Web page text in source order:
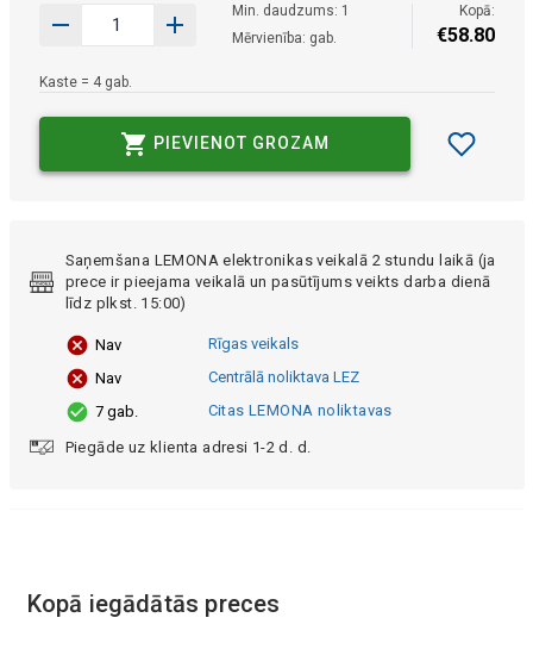
Min. daudzums: 1
Mērvienība: gab.
Kopā:
€58.80
Kaste = 4 gab.
PIEVIENOT GROZAM
Saņemšana LEMONA elektronikas veikalā 2 stundu laikā (ja
prece ir pieejama veikalā un pasūtījums veikts darba dienā
līdz plkst. 15:00)
Nav
Rīgas veikals
Nav
Centrālā noliktava LEZ
7 gab.
Citas LEMONA noliktavas
Piegāde uz klienta adresi 1-2 d. d.
Kopā iegādātās preces